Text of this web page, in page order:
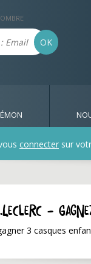
OK
connecter sur
e.leclerc -
3 casques